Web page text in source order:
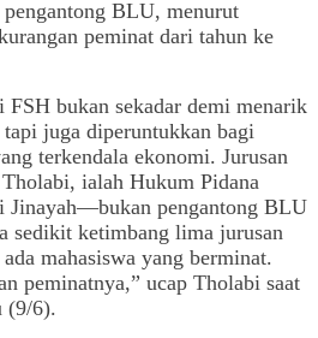
BLU, menurut
peminat dari tahun ke
bukan sekadar demi menarik
juga diperuntukkan bagi
terkendala ekonomi. Jurusan
ialah Hukum Pidana
Jinayah—bukan pengantong BLU
sedikit ketimbang lima jurusan
mahasiswa yang berminat.
peminatnya,” ucap Tholabi saat
(9/6).